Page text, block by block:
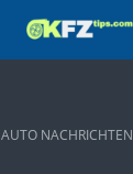
AUTO NACHRICHTEN